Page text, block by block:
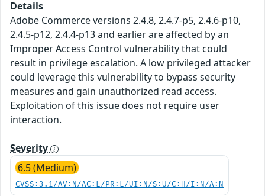
Details
Adobe Commerce versions 2.4.8, 2.4.7-p5, 2.4.6-p10,
2.4.5-p12, 2.4.4-p13 and earlier are affected by an
Improper Access Control vulnerability that could
result in privilege escalation. A low privileged attacker
could leverage this vulnerability to bypass security
measures and gain unauthorized read access.
Exploitation of this issue does not require user
interaction.
Severity
6.5 (Medium)
CVSS:3.1/AV:N/AC:L/PR:L/UI:N/S:U/C:H/I:N/A:N